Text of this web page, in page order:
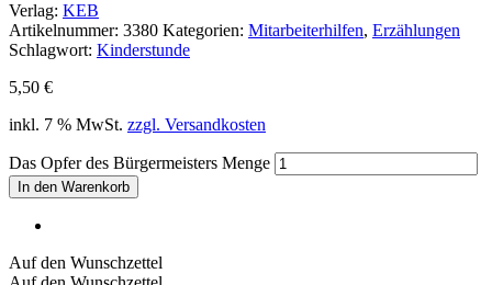
Verlag: KEB
Artikelnummer: 3380 Kategorien: Mitarbeiterhilfen, Erzählungen
Schlagwort: Kinderstunde
5,50 €
inkl. 7 % MwSt. zzgl. Versandkosten
Das Opfer des Bürgermeisters Menge
In den Warenkorb
Auf den Wunschzettel